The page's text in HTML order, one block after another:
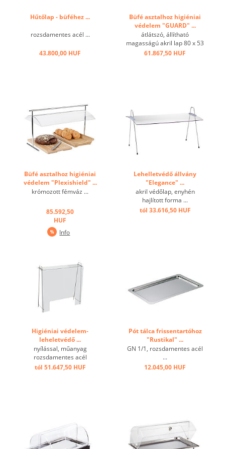
Hűtőlap - büféhez ...
rozsdamentes acél ...
43.800,00 HUF
Büfé asztalhoz higiéniai
védelem "GUARD" ...
átlátszó, állítható
magasságú akril lap 80 x 53
cm, fokozatmentesen
61.867,50 HUF
Büfé asztalhoz higiéniai
védelem "Plexishield" ...
krómozott fémváz ...
85.592,50
HUF
Info
Lehelletvédő állvány
"Elegance" ...
akril védőlap, enyhén
hajlított forma ...
tól 33.616,50 HUF
Higiéniai védelem-
leheletvédő ...
nyílással, műanyag
rozsdamentes acél
konzolon ...
tól 51.647,50 HUF
Pót tálca frissentartóhoz
"Rustikal" ...
GN 1/1, rozsdamentes acél
...
12.045,00 HUF